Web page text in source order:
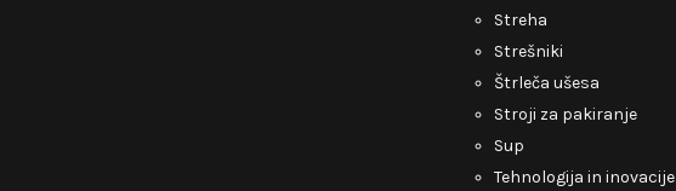
Streha
Strešniki
Štrleča ušesa
Stroji za pakiranje
Sup
Tehnologija in inovacije